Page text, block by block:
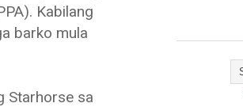
Kabilang
barko mula
Starhorse sa